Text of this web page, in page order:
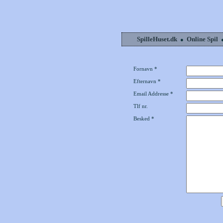
SpilleHuset.dk● Online Spil
Fornavn *
Efternavn *
Email Addresse *
Tlf nr.
Besked *